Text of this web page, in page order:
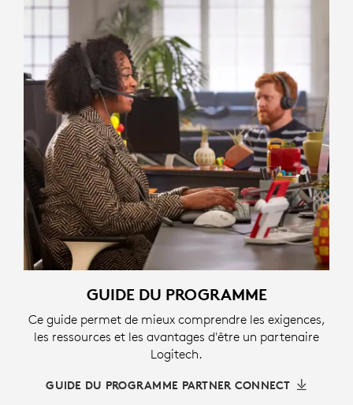
GUIDE DU PROGRAMME
Ce guide permet de mieux comprendre les exigences,
les ressources et les avantages d'être un partenaire
Logitech.
GUIDE DU PROGRAMME PARTNER CONNECT